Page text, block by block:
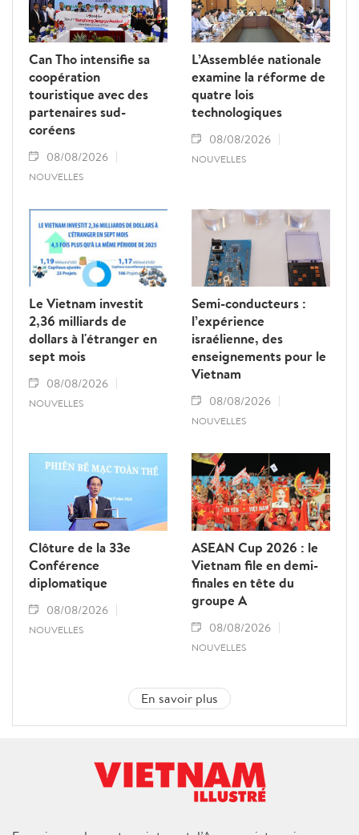
Can Tho intensifie sa
coopération
touristique avec des
partenaires sud-
coréens
08/08/2026
NOUVELLES
L’Assemblée nationale
examine la réforme de
quatre lois
technologiques
08/08/2026
NOUVELLES
Le Vietnam investit
2,36 milliards de
dollars à l'étranger en
sept mois
08/08/2026
NOUVELLES
Semi-conducteurs :
l’expérience
israélienne, des
enseignements pour le
Vietnam
08/08/2026
NOUVELLES
Clôture de la 33e
Conférence
diplomatique
08/08/2026
NOUVELLES
ASEAN Cup 2026 : le
Vietnam file en demi-
finales en tête du
groupe A
08/08/2026
NOUVELLES
En savoir plus